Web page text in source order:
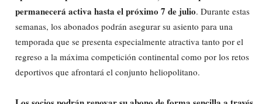
permanecerá activa hasta el próximo 7 de julio. Durante estas
semanas, los abonados podrán asegurar su asiento para una
temporada que se presenta especialmente atractiva tanto por el
regreso a la máxima competición continental como por los retos
deportivos que afrontará el conjunto heliopolitano.